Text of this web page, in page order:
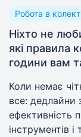
Робота в
Ніхто не
які правила
години вам
Коли немає
все: дедлайни
ефективність
інструментів